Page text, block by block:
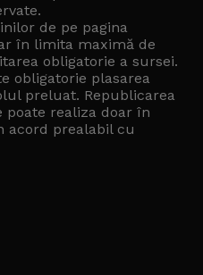
de pe pagina
în limita maximă de
obligatorie a sursei.
obligatorie plasarea
preluat. Republicarea
poate realiza doar în
acord prealabil cu